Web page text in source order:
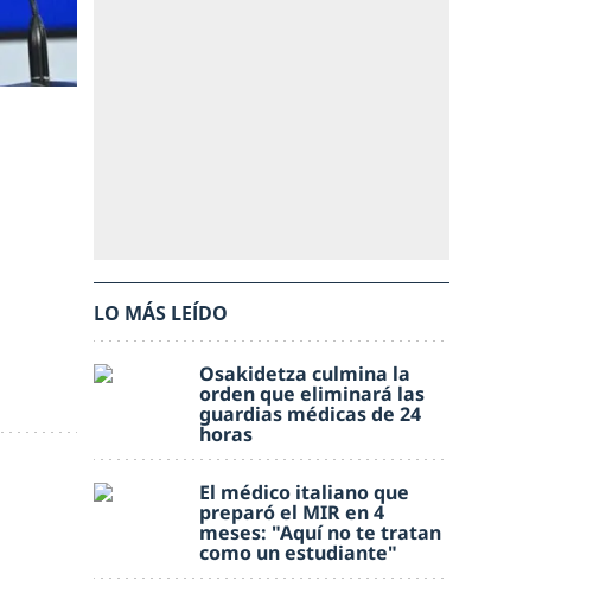
LO MÁS LEÍDO
Osakidetza culmina la
orden que eliminará las
guardias médicas de 24
horas
El médico italiano que
preparó el MIR en 4
meses: "Aquí no te tratan
como un estudiante"